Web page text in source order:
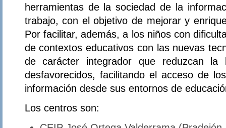
herramientas de la sociedad de la
trabajo, con el objetivo de mejorar y
Por facilitar, además, a los niños con
de contextos educativos con las nuevas
de carácter integrador que reduzcan la
desfavorecidos, facilitando el acceso de
información desde sus entornos de
Los centros son: